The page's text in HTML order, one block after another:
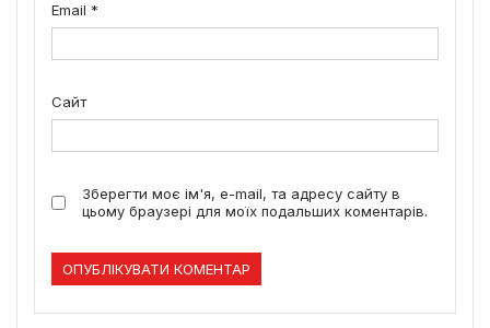
Email *
Сайт
Зберегти моє ім'я, e-mail, та адресу сайту в
цьому браузері для моїх подальших коментарів.